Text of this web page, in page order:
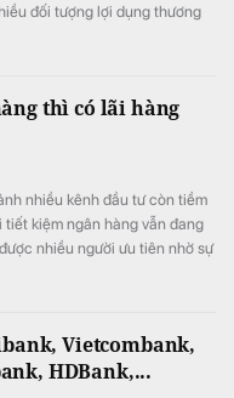
đối tượng lợi dụng thương
thì có lãi hàng
nhiều kênh đầu tư còn tiềm
tiết kiệm ngân hàng vẫn đang
nhiều người ưu tiên nhờ sự
Vietcombank,
HDBank,...